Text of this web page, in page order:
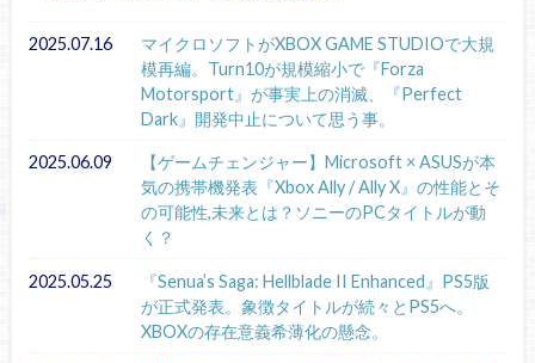
2025.07.16
マイクロソフトがXBOX GAME STUDIOで大規
模再編。Turn10が規模縮小で『Forza
Motorsport』が事実上の消滅、『Perfect
Dark』開発中止について思う事。
2025.06.09
【ゲームチェンジャー】Microsoft × ASUSが本
気の携帯機発表『Xbox Ally / Ally X』の性能とそ
の可能性,未来とは？ソニーのPCタイトルが動
く？
2025.05.25
『Senua’s Saga: Hellblade II Enhanced』PS5版
が正式発表。象徴タイトルが続々とPS5へ。
XBOXの存在意義希薄化の懸念。